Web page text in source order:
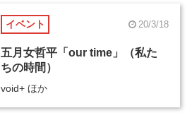
イベント 20/3/18
五月女哲平「our time」（私た
ちの時間）
void+ ほか